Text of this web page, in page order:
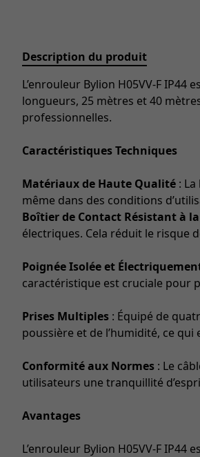
Description du produit
L’enrouleur Bylion H05VV-F
longueurs, 25 mètres et 40
professionnelles.
Caractéristiques Techniques
Matériaux de Haute Qualité :
même dans des conditions
Boîtier de Contact Résistant à
électriques. Cela réduit le risque
Poignée Isolée et
caractéristique est cruciale pour
Prises Multiples : Équipé de
poussière et de l’humidité, ce
Conformité aux Normes : Le
utilisateurs une tranquillité
Avantages
L’enrouleur Bylion H05VV-F